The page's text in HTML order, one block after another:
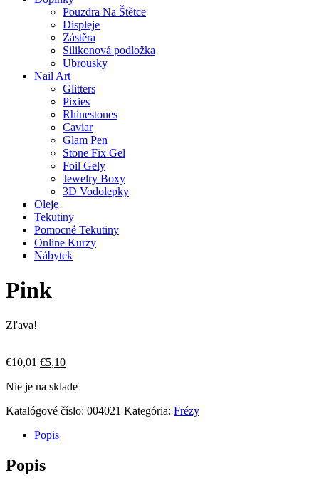
Pouzdra Na Štětce
Displeje
Zástěra
Silikonová podložka
Ubrousky
Nail Art
Glitters
Pixies
Rhinestones
Caviar
Glam Pen
Stone Fix Gel
Foil Gely
Jewelry Boxy
3D Vodolepky
Oleje
Tekutiny
Pomocné Tekutiny
Online Kurzy
Nábytek
Pink
Zľava!
€10,01 Pôvodná
bola:
€5,10Aktuálna
je:
Nie je na sklade
Katalógové číslo: 004021 Kategória: Frézy
Popis
Popis